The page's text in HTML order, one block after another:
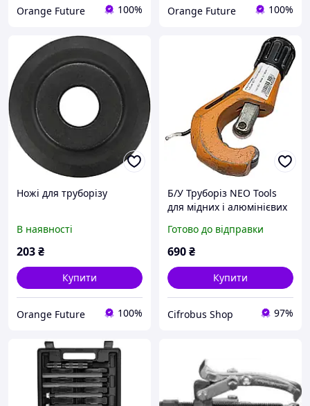
Orange Future 100% Orange Future 100%
Ножі для труборізу
В наявності
203₴
Купити
Orange Future 100%
Б/У Труборіз NEO Tools
для мідних і алюмінієвих
Готово до відправки
690₴
Купити
Cifrobus Shop 97%